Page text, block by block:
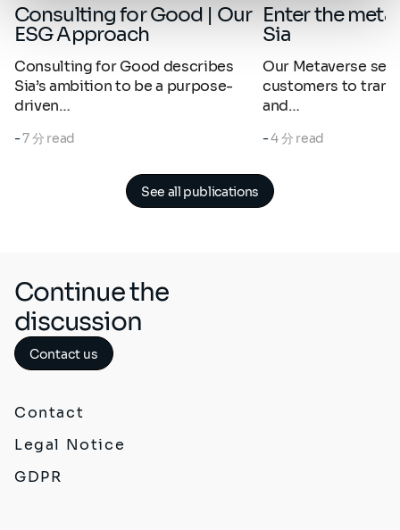
Consulting for Good | Our
ESG Approach
Consulting for Good describes
Sia’s ambition to be a purpose-
driven…
-7 分 read
Enter the metaverse with
Sia
Our Metaverse
customers to
and…
-4 分 read
See all publications
Continue the
discussion
Contact us
Contact
Legal Notice
GDPR